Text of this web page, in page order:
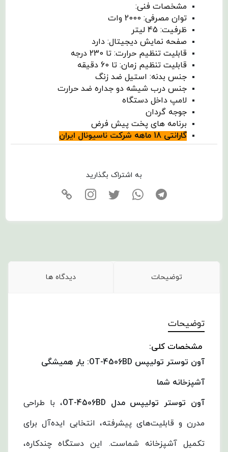
مشخصات فنی:
توان مصرفی: 2000 وات
ظرفیت: 45 لیتر
صفحه نمایش دیجیتال: دارد
قابلیت تنظیم حرارت: تا 230 درجه
قابلیت تنظیم زمان: تا 60 دقیقه
جنس بدنه: استیل ضد زنگ
جنس درب شیشه دو جداره ضد حرارت
لامپ داخل دستگاه
جوجه گردان
برنامه های پخت پیش فرض
گارانتی 18 ماهه شرکت ناسیونال ایران
به اشتراک بگذارید
توضیحات دیدگاه ها
توضیحات
مشخصات کلی:
آون توستر تولیپس
یار همیشگی
آشپزخانه شما
آون توستر تولیپس مدل
، با طراحی
مدرن و قابلیت‌های پیشرفته، انتخابی ایده‌آل برای
تکمیل آشپزخانه شماست. این دستگاه چندکاره،